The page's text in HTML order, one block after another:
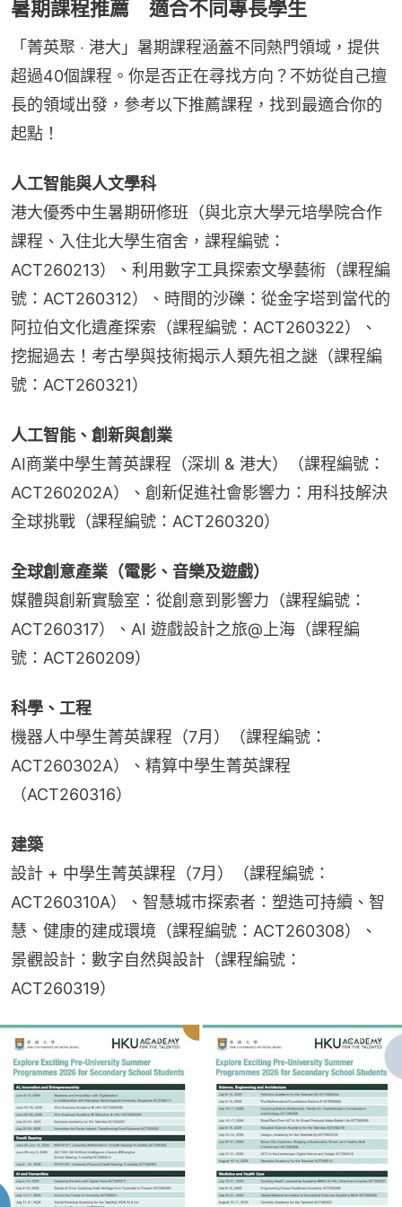
暑期課程推薦 適合不同專長學生​
​「菁英聚 ‧ 港大」暑期課程涵蓋不同熱門領域，提供
超過40個課程。你是否正在尋找方向？不妨從自己擅
長的領域出發，參考以下推薦課程，找到最適合你的
起點！
人工智能與人文學科
港大優秀中生暑期研修班（與北京大學元培學院合作
課程、入住北大學生宿舍，課程編號：
ACT260213）、利用數字工具探索文學藝術（課程編
號：ACT260312）、時間的沙礫：從金字塔到當代的
阿拉伯文化遺產探索（課程編號：ACT260322）、
挖掘過去！考古學與技術揭示人類先祖之謎（課程編
號：ACT260321）
人工智能、創新與創業
AI商業中學生菁英課程（深圳 & 港大）（課程編號：
ACT260202A）、創新促進社會影響力：用科技解決
全球挑戰（課程編號：ACT260320）
全球創意產業（電影、音樂及遊戲）
媒體與創新實驗室：從創意到影響力（課程編號：
ACT260317）、AI 遊戲設計之旅@上海（課程編
號：ACT260209）
科學、工程
機器人中學生菁英課程（7月）（課程編號：
ACT260302A）、精算中學生菁英課程
（ACT260316）
建築
設計 + 中學生菁英課程（7月）（課程編號：
ACT260310A）、智慧城市探索者：塑造可持續、智
慧、健康的建成環境（課程編號：ACT260308）、
景觀設計：數字自然與設計（課程編號：
ACT260319）